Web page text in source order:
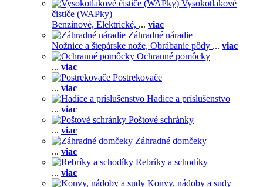
Vysokotlakové
čističe (WAPky)
Benzínové, Elektrické, ... viac
Záhradné náradie
Nožnice a štepárske nože, Obrábanie pôdy ... viac
Ochranné pomôcky
... viac
Postrekovače
... viac
Hadice a príslušenstvo
... viac
Poštové schránky
... viac
Záhradné domčeky
... viac
Rebríky a schodíky
... viac
Konvy, nádoby a sudy